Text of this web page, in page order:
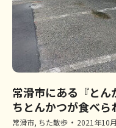
常滑市にある『と
ちとんかつが食べら
常滑市, ちた散歩 2021年10